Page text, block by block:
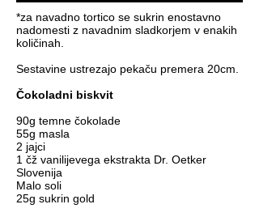
*za navadno tortico se sukrin enostavno
nadomesti z navadnim sladkorjem v enakih
količinah.
Sestavine ustrezajo pekaču premera 20cm.
Čokoladni biskvit
90g temne čokolade
55g masla
2 jajci
1 čž vanilijevega ekstrakta Dr. Oetker
Slovenija
Malo soli
25g sukrin gold